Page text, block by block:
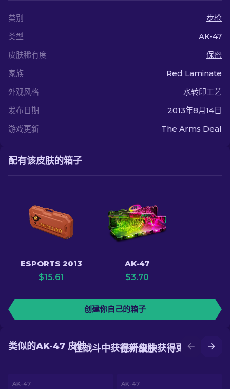
类别
步枪
类型
AK-47
皮肤稀有度
保密
家族
Red Laminate
外观风格
水转印工艺
发布日期
2013年8月14日
游戏更新
The Arms Deal
配有该皮肤的箱子
ESPORTS 2013
$15.61
AK-47
$3.70
创建你自己的箱子
在升级中获得更好的皮肤
在战斗中获得新皮肤
类似的AK-47 皮肤
AK-47 AK-47